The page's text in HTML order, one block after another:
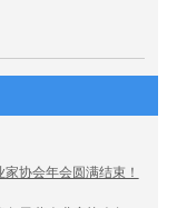
协会年会圆满结束！